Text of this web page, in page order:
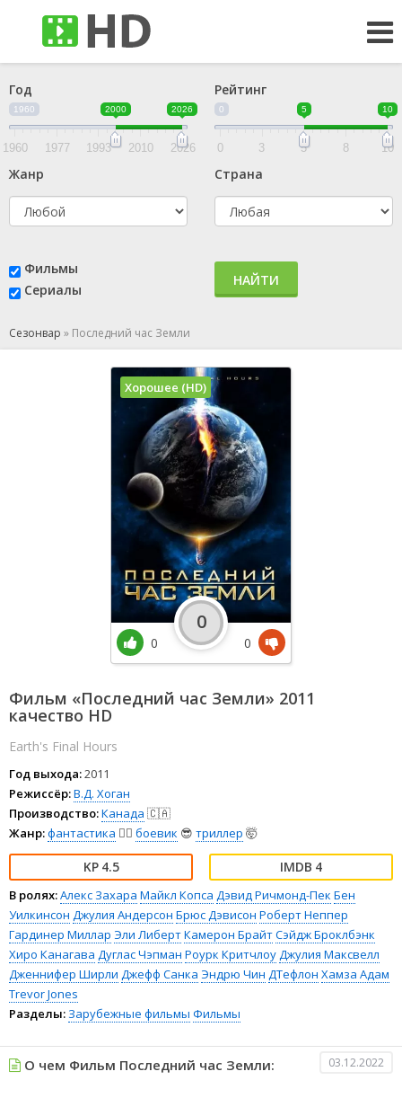
Год
1960 2000 2026
1960 1977 1993 2010 2026
Рейтинг
0 5 10
0 3 5 8 10
Жанр Страна
Фильмы
Сериалы
НАЙТИ
Сезонвар » Последний час Земли
Фильм «Последний час Земли» 2011
качество HD
Earth's Final Hours
Год выхода:2011
Режиссёр:В.Д. Хоган
Производство:Канада 🇨🇦
Жанр:фантастика 🧙‍♀️ боевик 😎 триллер 🤯
4.5 4
В ролях:Алекс Захара Майкл Копса Дэвид Ричмонд-Пек Бен
Уилкинсон Джулия Андерсон Брюс Дэвисон Роберт Неппер
Гардинер Миллар Эли ЛибертКамерон БрайтСэйдж Броклбэнк
Хиро Канагава Дуглас Чэпман Роурк КритчлоуДжулия Максвелл
Дженнифер Ширли Джефф Санка Эндрю Чин ДТефлон Хамза Адам
Trevor Jones
Разделы: Зарубежные фильмы Фильмы
Хорошее (HD)
0
0
0
О чем Фильм Последний час Земли: 03.12.2022